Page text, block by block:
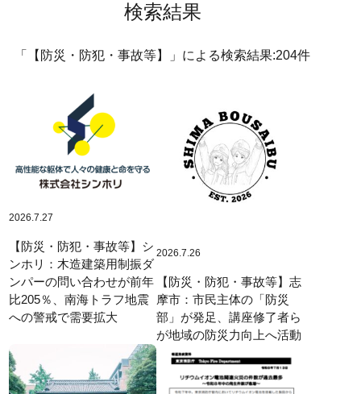
検索結果
「【防災・防犯・事故等】」による検索結果:204件
2026.7.27
【防災・防犯・事故等】シ
ンホリ：木造建築用制振ダ
ンパーの問い合わせが前年
比205％、南海トラフ地震
への警戒で需要拡大
2026.7.26
【防災・防犯・事故等】志
摩市：市民主体の「防災
部」が発足、講座修了者ら
が地域の防災力向上へ活動